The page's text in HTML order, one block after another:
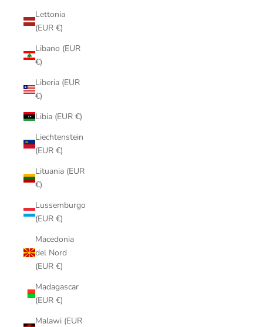
Lettonia
(EUR €)
Libano (EUR
€)
Liberia (EUR
€)
Libia (EUR €)
Liechtenstein
(EUR €)
Lituania (EUR
€)
Lussemburgo
(EUR €)
Macedonia
del Nord
(EUR €)
Madagascar
(EUR €)
Malawi (EUR